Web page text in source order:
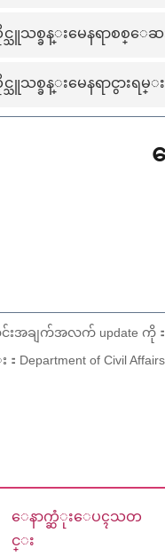
ခန္းမေနရာစစ္ေဆးရ
စ္ခန္းမေနရာငွားရ
အချက်အလက် update ကို：
of Civil
ေနာက္ဆံုးေပၚသတ
င္း